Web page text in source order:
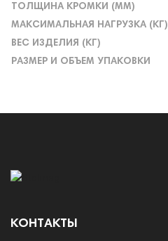
ТОЛЩИНА КРОМКИ (ММ)
МАКСИМАЛЬНАЯ НАГРУЗКА (КГ)
ВЕС ИЗДЕЛИЯ (КГ)
РАЗМЕР И ОБЪЕМ УПАКОВКИ
КОНТАКТЫ